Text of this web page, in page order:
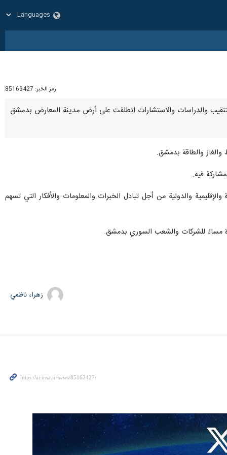
رمز الخبر: 85163427
النفطية وعمليات التنقيب والدراسات والاستشارات انطلقت على أرض مدينة المعارض بدمشق
والغاز والطاقة بدمشق.
فيه.
والدولية من أجل تبادل الخبرات والمعلومات والأفكار التي تسهم
مساءً للشركات والشعب السوري بدمشق.
زهراء ناظمي